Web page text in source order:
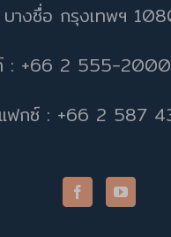
บางซื่อ กรุงเทพฯ
: +66 2 555-
แฟกซ์ : +66 2 587